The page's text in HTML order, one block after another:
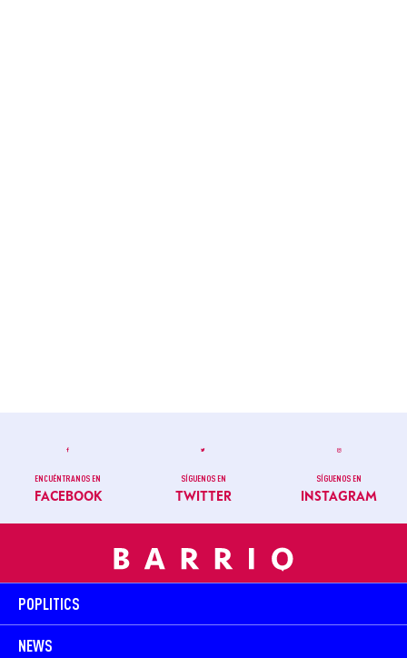
ENCUÉNTRANOS EN
FACEBOOK
SÍGUENOS EN
TWITTER
SÍGUENOS EN
INSTAGRAM
POPLITICS
NEWS